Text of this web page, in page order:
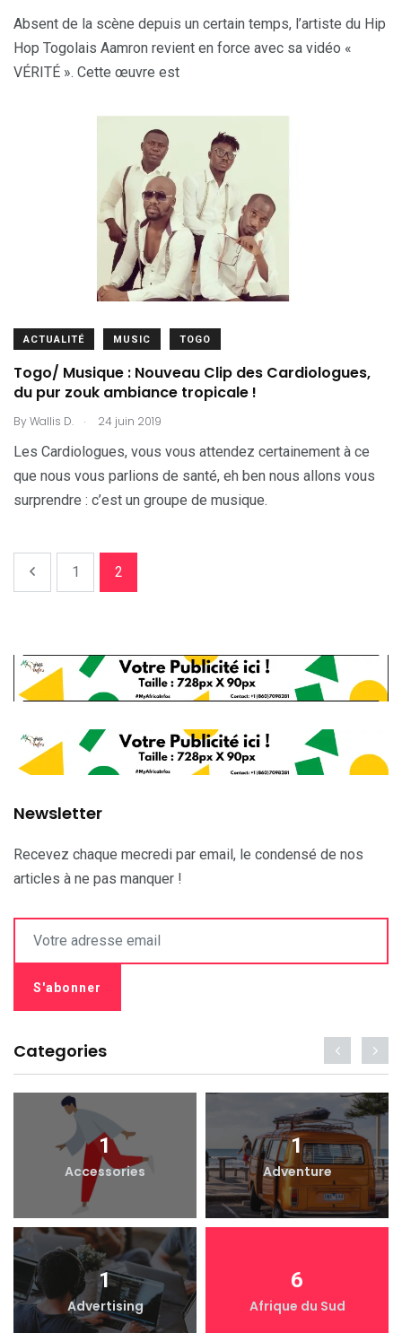
Absent de la scène depuis un certain temps, l’artiste du Hip
Hop Togolais Aamron revient en force avec sa vidéo «
VÉRITÉ ». Cette œuvre est
ACTUALITÉ MUSIC TOGO
Togo/ Musique : Nouveau Clip des Cardiologues,
du pur zouk ambiance tropicale !
ByWallis D. . 24 juin 2019
Les Cardiologues, vous vous attendez certainement à ce
que nous vous parlions de santé, eh ben nous allons vous
surprendre : c’est un groupe de musique.
1 2
Newsletter
Recevez chaque mecredi par email, le condensé de nos
articles à ne pas manquer !
Categories
1
Accessories
1
Adventure
1
Advertising
6
Afrique du Sud